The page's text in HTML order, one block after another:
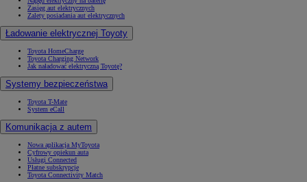
Zasięg aut elektrycznych
Zalety posiadania aut elektrycznych
Ładowanie elektrycznej Toyoty
Toyota HomeCharge
Toyota Charging Network
Jak naładować elektryczną Toyotę?
Systemy bezpieczeństwa
Toyota T-Mate
System eCall
Komunikacja z autem
Nowa aplikacja MyToyota
Cyfrowy opiekun auta
Usługi Connected
Płatne subskrypcje
Toyota Connectivity Match